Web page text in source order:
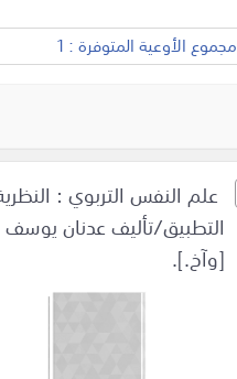
مجموع الأوعية المتوفرة : 1
علم النفس التربوي :
التطبيق/تأليف عدنان
[وآخ.].